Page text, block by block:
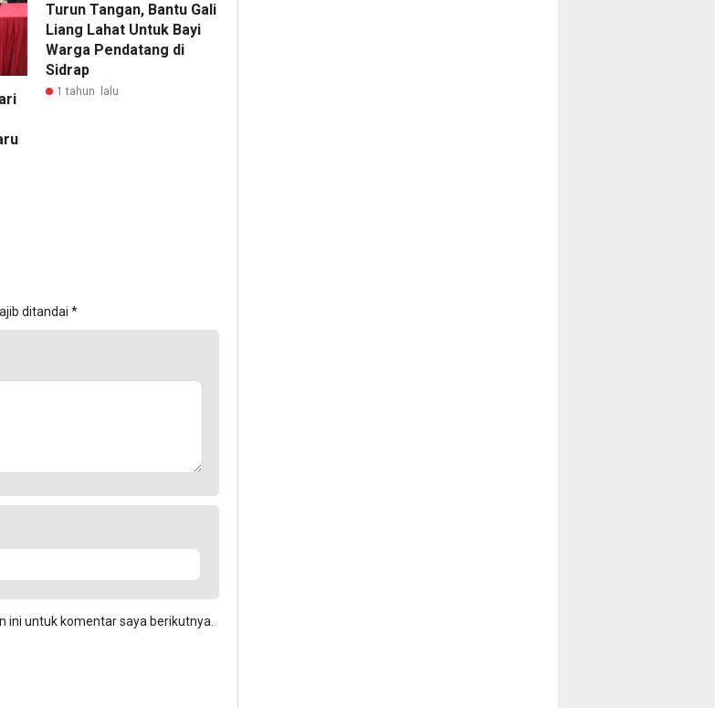
Turun Tangan, Bantu Gali
Liang Lahat Untuk Bayi
Warga Pendatang di
Sidrap
1 tahun lalu
ditandai *
ini untuk komentar saya berikutnya.